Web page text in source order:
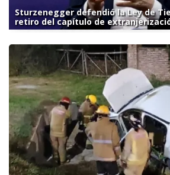
Sturzenegger defendió la Ley de
retiro del capítulo de